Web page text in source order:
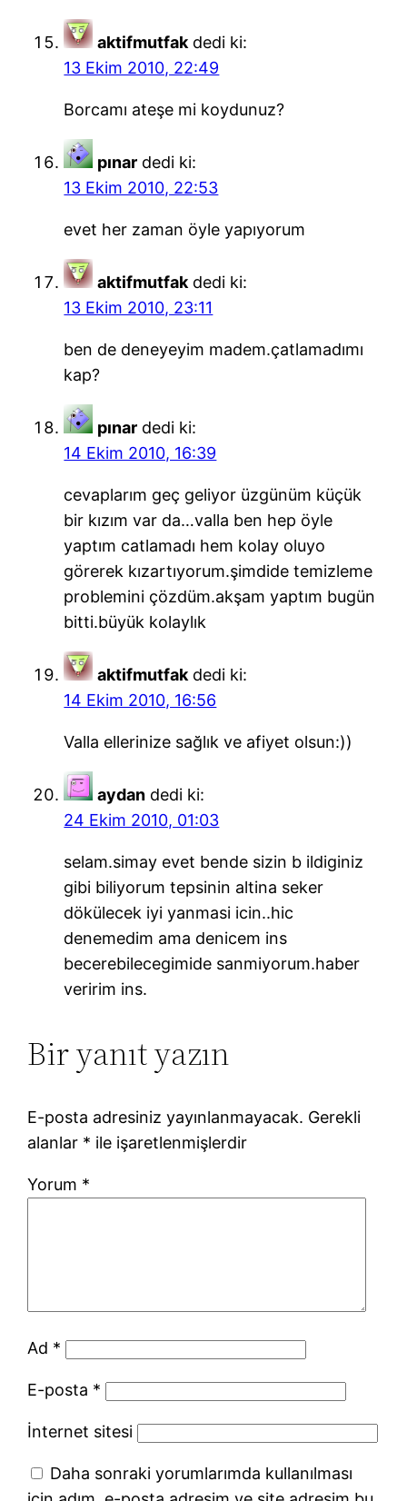
aktifmutfak dedi ki:
13 Ekim 2010, 22:49
Borcamı ateşe mi koydunuz?
pınar dedi ki:
13 Ekim 2010, 22:53
evet her zaman öyle yapıyorum
aktifmutfak dedi ki:
13 Ekim 2010, 23:11
ben de deneyeyim madem.çatlamadımı
kap?
pınar dedi ki:
14 Ekim 2010, 16:39
cevaplarım geç geliyor üzgünüm küçük
bir kızım var da…valla ben hep öyle
yaptım catlamadı hem kolay oluyo
görerek kızartıyorum.şimdide temizleme
problemini çözdüm.akşam yaptım bugün
bitti.büyük kolaylık
aktifmutfak dedi ki:
14 Ekim 2010, 16:56
Valla ellerinize sağlık ve afiyet olsun:))
aydan dedi ki:
24 Ekim 2010, 01:03
selam.simay evet bende sizin b ildiginiz
gibi biliyorum tepsinin altina seker
dökülecek iyi yanmasi icin..hic
denemedim ama denicem ins
becerebilecegimide sanmiyorum.haber
veririm ins.
Bir yanıt yazın
E-posta adresiniz yayınlanmayacak. Gerekli
alanlar * ile işaretlenmişlerdir
Yorum *
Ad *
E-posta *
İnternet sitesi
Daha sonraki yorumlarımda kullanılması